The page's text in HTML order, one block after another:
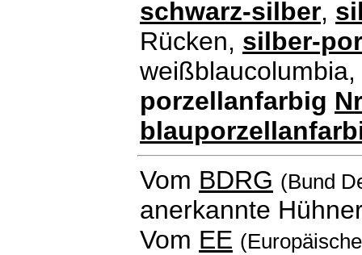
schwarz-silber,
Rücken, silber-
weißblaucolumbia,
porzellanfarbig
Vom BDRG (Bund
anerkannte
Vom EE